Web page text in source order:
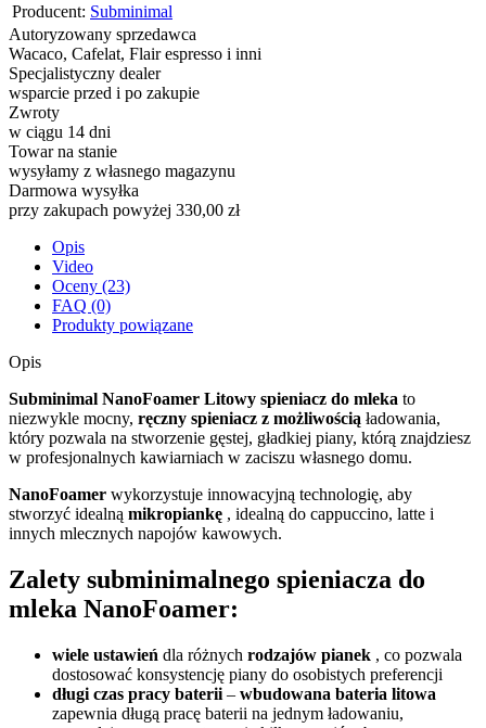
Producent: Subminimal
Autoryzowany sprzedawca
Wacaco, Cafelat, Flair espresso i inni
Specjalistyczny dealer
wsparcie przed i po zakupie
Zwroty
w ciągu 14 dni
Towar na stanie
wysyłamy z własnego magazynu
Darmowa wysyłka
przy zakupach powyżej 330,00 zł
Opis
Video
Oceny (23)
FAQ (0)
Produkty powiązane
Opis
Subminimal NanoFoamer Litowy spieniacz do mleka to
niezwykle mocny, ręczny spieniacz z możliwością ładowania,
który pozwala na stworzenie gęstej, gładkiej piany, którą znajdziesz
w profesjonalnych kawiarniach w zaciszu własnego domu.
NanoFoamer wykorzystuje innowacyjną technologię, aby
stworzyć idealną mikropiankę , idealną do cappuccino, latte i
innych mlecznych napojów kawowych.
Zalety subminimalnego spieniacza do
mleka NanoFoamer:
wiele ustawień dla różnych rodzajów pianek , co pozwala
dostosować konsystencję piany do osobistych preferencji
długi czas pracy baterii – wbudowana bateria litowa
zapewnia długą pracę baterii na jednym ładowaniu,